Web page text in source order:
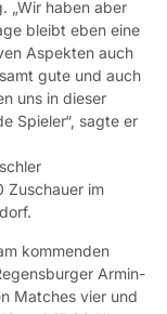
„Wir haben aber
bleibt eben eine
Aspekten auch
gute und auch
uns in dieser
Spieler“, sagte er
Zuschauer im
kommenden
Armin-
Matches vier und